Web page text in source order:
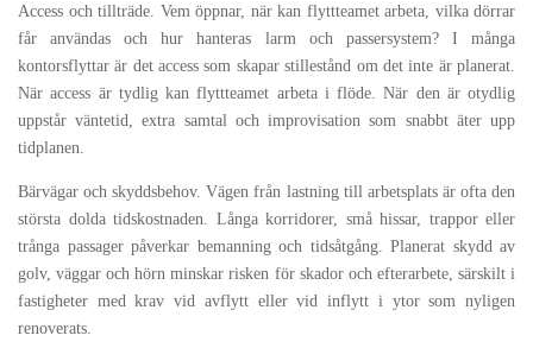
Access och tillträde. Vem öppnar, när kan flyttteamet arbeta, vilka dörrar
får användas och hur hanteras larm och passersystem? I många
kontorsflyttar är det access som skapar stillestånd om det inte är planerat.
När access är tydlig kan flyttteamet arbeta i flöde. När den är otydlig
uppstår väntetid, extra samtal och improvisation som snabbt äter upp
tidplanen.
Bärvägar och skyddsbehov. Vägen från lastning till arbetsplats är ofta den
största dolda tidskostnaden. Långa korridorer, små hissar, trappor eller
trånga passager påverkar bemanning och tidsåtgång. Planerat skydd av
golv, väggar och hörn minskar risken för skador och efterarbete, särskilt i
fastigheter med krav vid avflytt eller vid inflytt i ytor som nyligen
renoverats.